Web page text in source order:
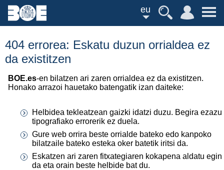
eu
404 errorea: Eskatu duzun orrialdea ez
da existitzen
BOE.es-en bilatzen ari zaren orrialdea ez da existitzen.
Honako arrazoi hauetako batengatik izan daiteke:
Helbidea tekleatzean gaizki idatzi duzu. Begira ezazu
tipografiako errorerik ez duela.
Gure web orrira beste orrialde bateko edo kanpoko
bilatzaile bateko esteka oker batetik iritsi da.
Eskatzen ari zaren fitxategiaren kokapena aldatu egin
da eta orain beste helbide bat du.